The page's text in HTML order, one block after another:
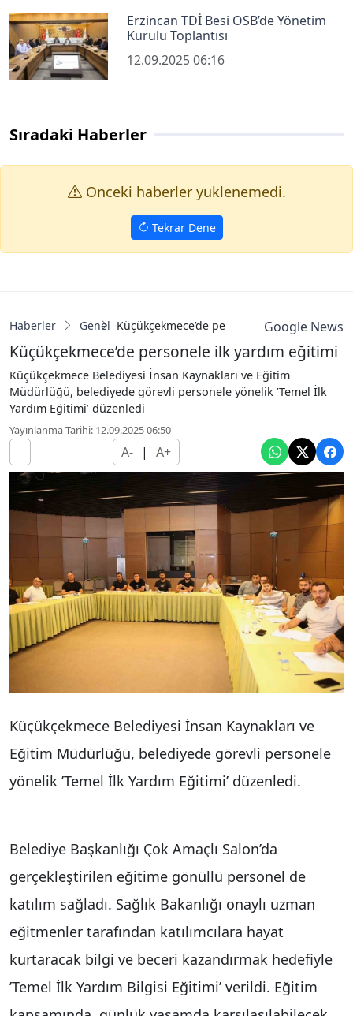
Erzincan TDİ Besi OSB’de Yönetim
Kurulu Toplantısı
12.09.2025 06:16
Sıradaki Haberler
Onceki haberler yuklenemedi.
Tekrar Dene
Haberler Genel Küçükçekmece’de personele ilk yardım
Google News
Küçükçekmece’de personele ilk yardım eğitimi
Küçükçekmece Belediyesi İnsan Kaynakları ve Eğitim
Müdürlüğü, belediyede görevli personele yönelik ’Temel İlk
Yardım Eğitimi’ düzenledi
Yayınlanma Tarihi: 12.09.2025 06:50
A- | A+
Küçükçekmece Belediyesi İnsan Kaynakları ve
Eğitim Müdürlüğü, belediyede görevli personele
yönelik ’Temel İlk Yardım Eğitimi’ düzenledi.
Belediye Başkanlığı Çok Amaçlı Salon’da
gerçekleştirilen eğitime gönüllü personel de
katılım sağladı. Sağlık Bakanlığı onaylı uzman
eğitmenler tarafından katılımcılara hayat
kurtaracak bilgi ve beceri kazandırmak hedefiyle
’Temel İlk Yardım Bilgisi Eğitimi’ verildi. Eğitim